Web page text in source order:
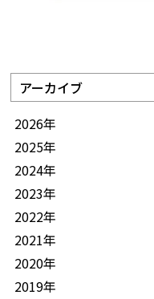
アーカイブ
2026年
2025年
2024年
2023年
2022年
2021年
2020年
2019年